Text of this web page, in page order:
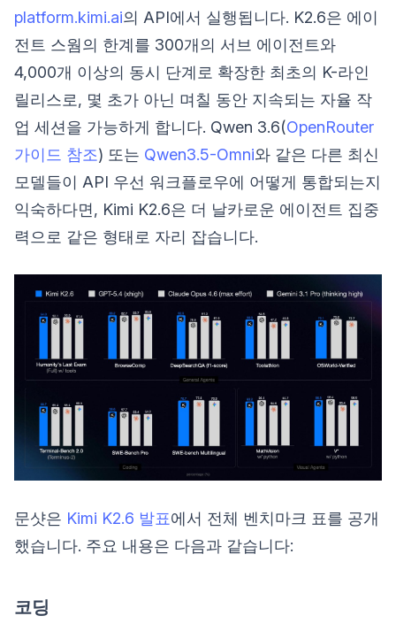
platform.kimi.ai의 API에서 실행됩니다. K2.6은 에이
전트 스웜의 한계를 300개의 서브 에이전트와
4,000개 이상의 동시 단계로 확장한 최초의 K-라인
릴리스로, 몇 초가 아닌 며칠 동안 지속되는 자율 작
업 세션을 가능하게 합니다. Qwen 3.6(OpenRouter
가이드 참조) 또는 Qwen3.5-Omni와 같은 다른 최신
모델들이 API 우선 워크플로우에 어떻게 통합되는지
익숙하다면, Kimi K2.6은 더 날카로운 에이전트 집중
력으로 같은 형태로 자리 잡습니다.
문샷은 Kimi K2.6 발표에서 전체 벤치마크 표를 공개
했습니다. 주요 내용은 다음과 같습니다:
코딩